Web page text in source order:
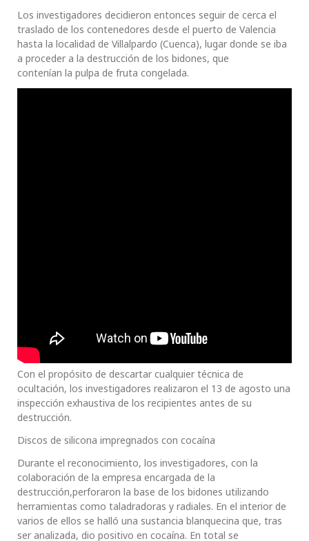
Los investigadores decidieron entonces seguir de cerca el
traslado de los contenedores desde el puerto de Valencia
hasta la localidad de Villalpardo (Cuenca), lugar donde se iba
a proceder a la destrucción de los bidones, que
contenían la pulpa de fruta congelada.
Con el propósito de descartar cualquier técnica de
ocultación, los investigadores realizaron el 13 de agosto una
inspección exhaustiva de los recipientes antes de su
destrucción.
Discos de silicona impregnados con cocaína
Durante el reconocimiento, los investigadores, con la
colaboración de la empresa encargada de la
destrucción,perforaron la base de los bidones utilizando
herramientas como taladradoras y radiales. En el interior de
varios de ellos se halló una sustancia blanquecina que, tras
ser analizada, dio positivo en cocaína. En total se